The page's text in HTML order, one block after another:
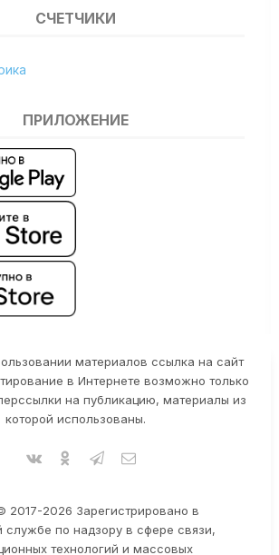
СЧЕТЧИКИ
ПРИЛОЖЕНИЕ
материалов ссылка на сайт
в Интернете возможно только
на публикацию, материалы из
которой использованы.
2017-2026 Зарегистрировано в
службе по надзору в сфере связи,
технологий и массовых